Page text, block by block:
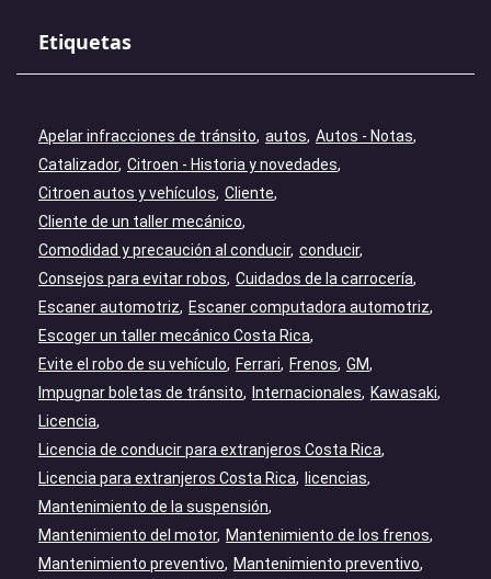
Etiquetas
Apelar infracciones de tránsito autos Autos - Notas
Catalizador Citroen - Historia y novedades
Citroen autos y vehículos Cliente
Cliente de un taller mecánico
Comodidad y precaución al conducir conducir
Consejos para evitar robos Cuidados de la carrocería
Escaner automotriz
Escaner computadora automotriz
Escoger un taller mecánico Costa Rica
Evite el robo de su vehículo
Ferrari Frenos GM
Impugnar boletas de tránsito
Internacionales
Kawasaki
Licencia
Licencia de conducir para extranjeros Costa Rica
Licencia para extranjeros Costa Rica
licencias
Mantenimiento de la suspensión
Mantenimiento del motor
Mantenimiento de los frenos
Mantenimiento preventivo
Mantenimiento preventivo